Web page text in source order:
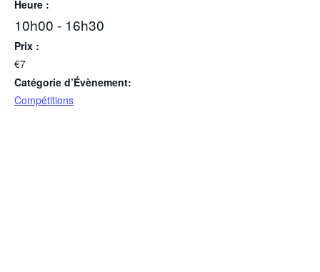
Heure :
10h00 - 16h30
Prix :
€7
Catégorie d’Évènement:
Compétitions